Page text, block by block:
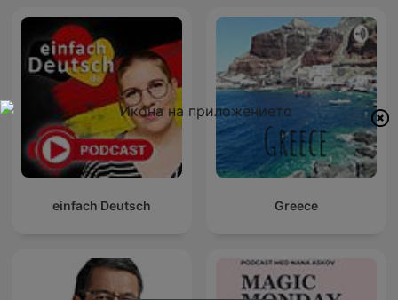
einfach Deutsch Greece